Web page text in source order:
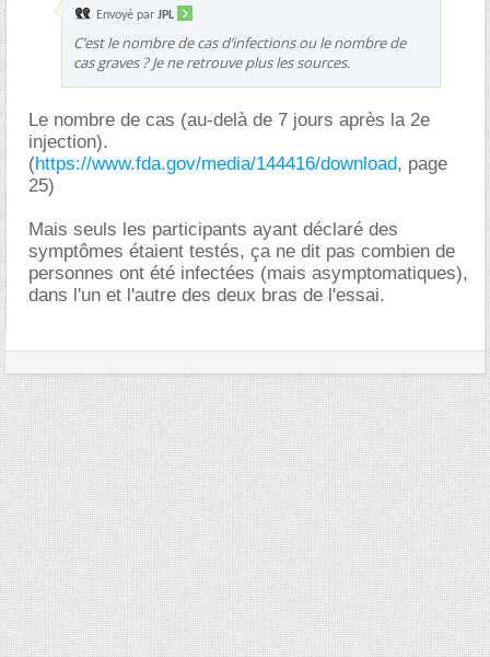
Envoyé par JPL
C’est le nombre de cas d’infections ou le nombre de
cas graves ? Je ne retrouve plus les sources.
Le nombre de cas (au-delà de 7 jours après la 2e
injection).
(https://www.fda.gov/media/144416/download, page
25)
Mais seuls les participants ayant déclaré des
symptômes étaient testés, ça ne dit pas combien de
personnes ont été infectées (mais asymptomatiques),
dans l'un et l'autre des deux bras de l'essai.